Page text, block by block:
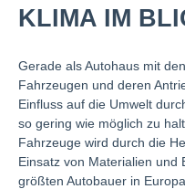
KLIMA IM
Gerade als Autohaus mit
Fahrzeugen und deren
Einfluss auf die Umwelt
so gering wie möglich zu
Fahrzeuge wird durch die
Einsatz von Materialien und
größten Autobauer in